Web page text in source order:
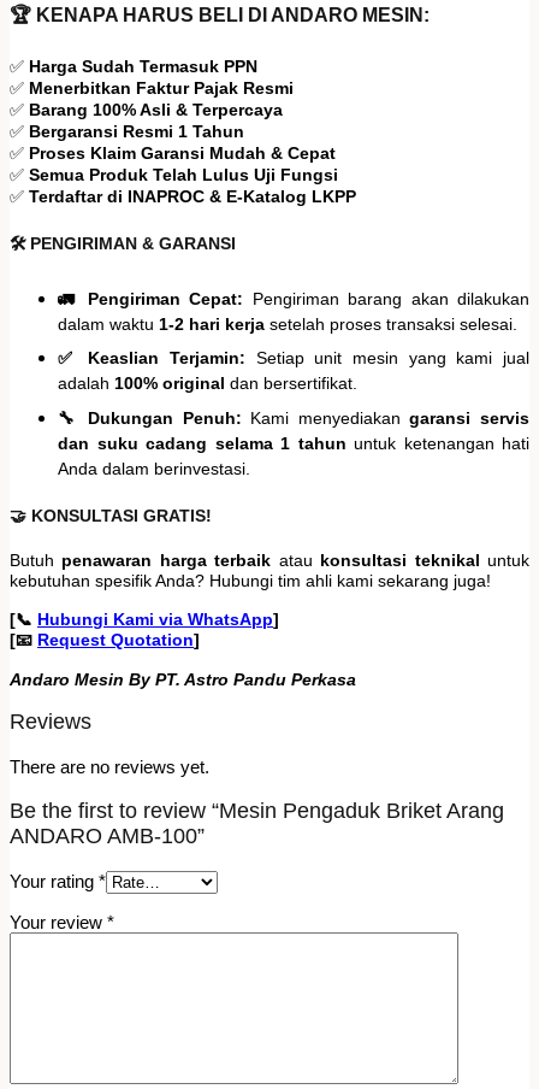
🏆 KENAPA HARUS BELI DI ANDARO MESIN:
✅ Harga Sudah Termasuk PPN
✅ Menerbitkan Faktur Pajak Resmi
✅ Barang 100% Asli & Terpercaya
✅ Bergaransi Resmi 1 Tahun
✅ Proses Klaim Garansi Mudah & Cepat
✅ Semua Produk Telah Lulus Uji Fungsi
✅ Terdaftar di INAPROC & E-Katalog LKPP
🛠️ PENGIRIMAN & GARANSI
🚛 Pengiriman Cepat: Pengiriman barang akan dilakukan
dalam waktu 1-2 hari kerja setelah proses transaksi selesai.
✅ Keaslian Terjamin: Setiap unit mesin yang kami jual
adalah 100% original dan bersertifikat.
🔧 Dukungan Penuh: Kami menyediakangaransi servis
dan suku cadang selama 1 tahun untuk ketenangan hati
Anda dalam berinvestasi.
🤝 KONSULTASI GRATIS!
Butuh penawaran harga terbaik atau konsultasi teknikal
untuk
kebutuhan spesifik Anda? Hubungi tim ahli kami sekarang juga!
[📞 Hubungi Kami via WhatsApp]
[📧 Request Quotation]
Andaro Mesin By PT. Astro Pandu Perkasa
Reviews
There are no reviews yet.
Be the first to review “Mesin Pengaduk Briket Arang
ANDARO AMB-100”
Your rating *
Your review *